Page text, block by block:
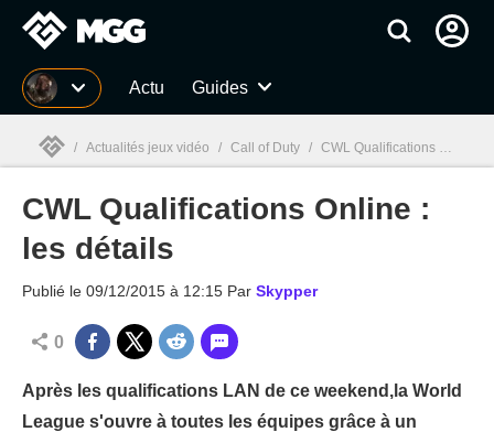
MGG Actu Guides
MGG
/ Actualités jeux vidéo / Call of Duty / CWL Qualifications Online : les détails
CWL Qualifications Online :
les détails
Publié le 09/12/2015 à 12:15 Par Skypper
0
Après les qualifications LAN de ce weekend,la World
League s'ouvre à toutes les équipes grâce à un